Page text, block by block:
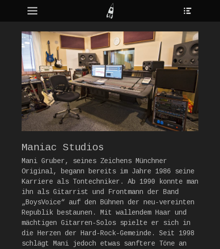
Erstes Menü
Inhalt:
Maniac Studios
Mani Gruber, seines Zeichens Münchner
Original, begann bereits im Jahre 1986 seine
Karriere als Tontechniker. Ab 1990 konnte man
ihn als Gitarrist und Frontmann der Band
„BoysVoice“ auf den Bühnen der neu-vereinten
Republik bestaunen. Mit wallendem Haar und
mächtigen Gitarren-Solos spielte er sich in
die Herzen der Hard-Rock-Gemeinde. Seit 1998
schlägt Mani jedoch etwas sanftere Töne an